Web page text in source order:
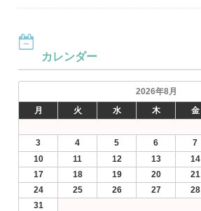
カレンダー
2026年8月
月
火 水 木 金
3
4 5 6 7
10
11 12 13 14
17
18 19 20 21
24
25 26 27 28
31